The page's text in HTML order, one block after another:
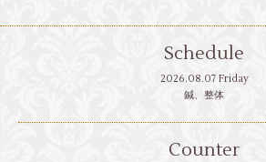
Schedule
2026.08.07 Friday
鍼、整体
Counter